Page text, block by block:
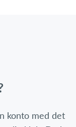
konto med det